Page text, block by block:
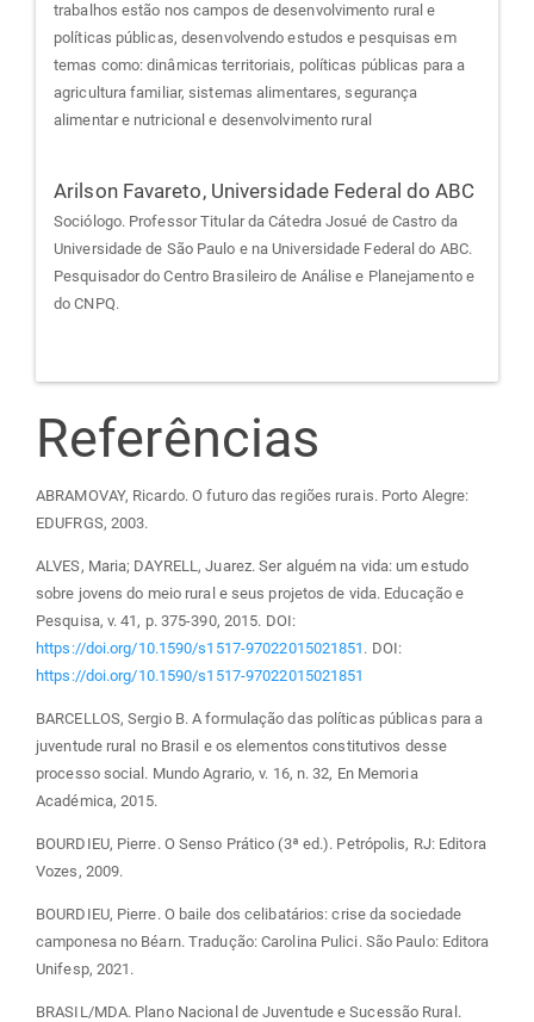
trabalhos estão nos campos de desenvolvimento rural e
políticas públicas, desenvolvendo estudos e pesquisas em
temas como: dinâmicas territoriais, políticas públicas para a
agricultura familiar, sistemas alimentares, segurança
alimentar e nutricional e desenvolvimento rural
Arilson Favareto, Universidade Federal do ABC
Sociólogo. Professor Titular da Cátedra Josué de Castro da
Universidade de São Paulo e na Universidade Federal do ABC.
Pesquisador do Centro Brasileiro de Análise e Planejamento e
do CNPQ.
Referências
ABRAMOVAY, Ricardo. O futuro das regiões rurais. Porto Alegre:
EDUFRGS, 2003.
ALVES, Maria; DAYRELL, Juarez. Ser alguém na vida: um estudo
sobre jovens do meio rural e seus projetos de vida. Educação e
Pesquisa, v. 41, p. 375-390, 2015. DOI:
https://doi.org/10.1590/s1517-97022015021851 . DOI:
https://doi.org/10.1590/s1517-97022015021851
BARCELLOS, Sergio B. A formulação das políticas públicas para a
juventude rural no Brasil e os elementos constitutivos desse
processo social. Mundo Agrario, v. 16, n. 32, En Memoria
Académica, 2015.
BOURDIEU, Pierre. O Senso Prático (3ª ed.). Petrópolis, RJ: Editora
Vozes, 2009.
BOURDIEU, Pierre. O baile dos celibatários: crise da sociedade
camponesa no Béarn. Tradução: Carolina Pulici. São Paulo: Editora
Unifesp, 2021.
BRASIL/MDA. Plano Nacional de Juventude e Sucessão Rural.